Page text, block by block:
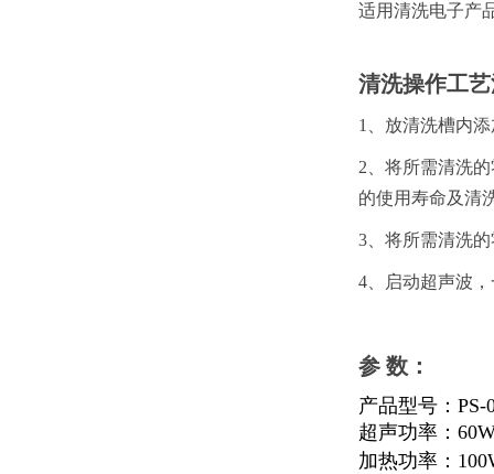
适用清洗电子产
清洗操作工
1、放清洗槽内
2、将所需清洗
的使用寿命及清
3、将所需清洗
4、启动超声波
参 数：
产品型号：PS-
超声功率：
加热功率：